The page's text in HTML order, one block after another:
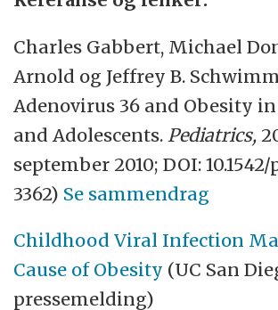
Charles Gabbert, Michael
Arnold og Jeffrey B.
Adenovirus 36 and Obesity
and Adolescents. Pediatrics,
september 2010; DOI:
3362) Se sammendrag
Childhood Viral Infection
Cause of Obesity (UC San
pressemelding)